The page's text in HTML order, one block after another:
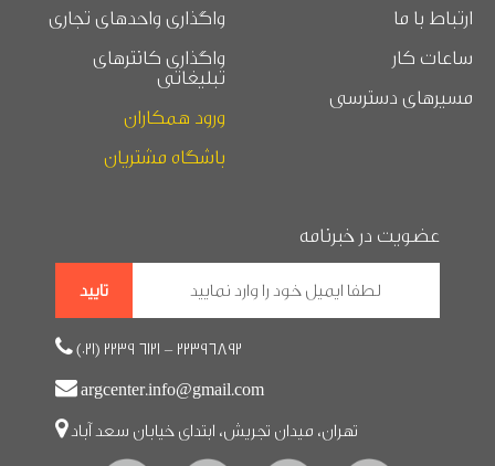
ارتباط با ما
ساعات کار
مسیرهای دسترسی
واگذاری واحدهای تجاری
واگذاری کانترهای
تبلیغاتی
ورود همکاران
باشگاه مشتریان
عضویت در خبرنامه
(021) 2239 6121 - 22396892
argcenter.info@gmail.com
تهران، میدان تجریش، ابتدای خیابان سعد آباد